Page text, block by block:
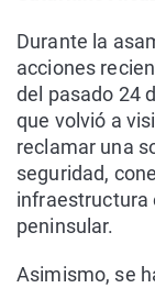
Durante la
acciones
del pasado 24
que volvió a
reclamar una
seguridad,
infraestructura
peninsular.
Asimismo, se